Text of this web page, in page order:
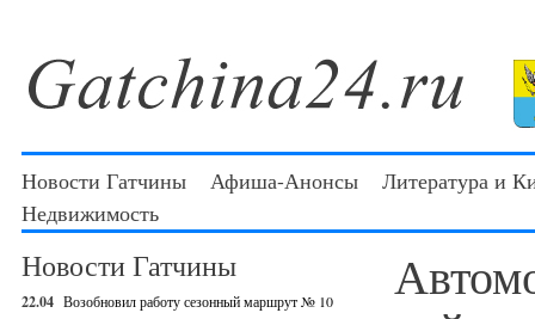
Новости Гатчины Афиша-Анонсы
Литература и
Недвижимость
Новости Гатчины
22.04 Возобновил работу сезонный маршрут № 10